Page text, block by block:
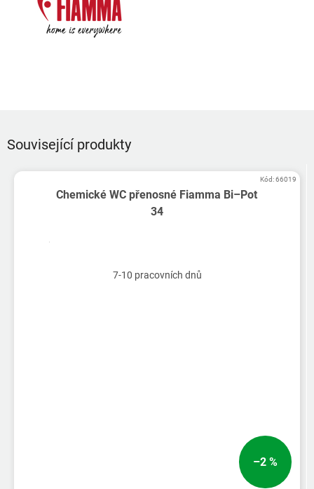
Související produkty
Chemické WC přenosné Fiamma Bi–Pot
34
7-10 pracovních dnů
–2 %
Kód:66019